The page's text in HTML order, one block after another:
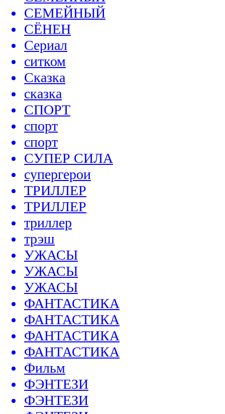
СЕМЕЙНЫЙ
СЁНЕН
Сериал
ситком
Сказка
сказка
СПОРТ
спорт
спорт
СУПЕР СИЛА
супергерои
ТРИЛЛЕР
ТРИЛЛЕР
триллер
трэш
УЖАСЫ
УЖАСЫ
УЖАСЫ
ФАНТАСТИКА
ФАНТАСТИКА
ФАНТАСТИКА
ФАНТАСТИКА
Фильм
ФЭНТЕЗИ
ФЭНТЕЗИ